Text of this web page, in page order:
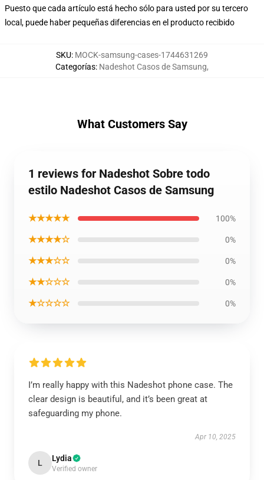
Puesto que cada artículo está hecho sólo para usted por su tercero
local, puede haber pequeñas diferencias en el producto recibido
SKU: MOCK-samsung-cases-1744631269
Categorías: Nadeshot Casos de Samsung,
What Customers Say
1 reviews for Nadeshot Sobre todo
estilo Nadeshot Casos de Samsung
★★★★★ 100%
★★★★☆ 0%
★★★☆☆ 0%
★★☆☆☆ 0%
★☆☆☆☆ 0%
I’m really happy with this Nadeshot phone case. The
clear design is beautiful, and it’s been great at
safeguarding my phone.
Apr 10, 2025
L Lydia
Verified owner